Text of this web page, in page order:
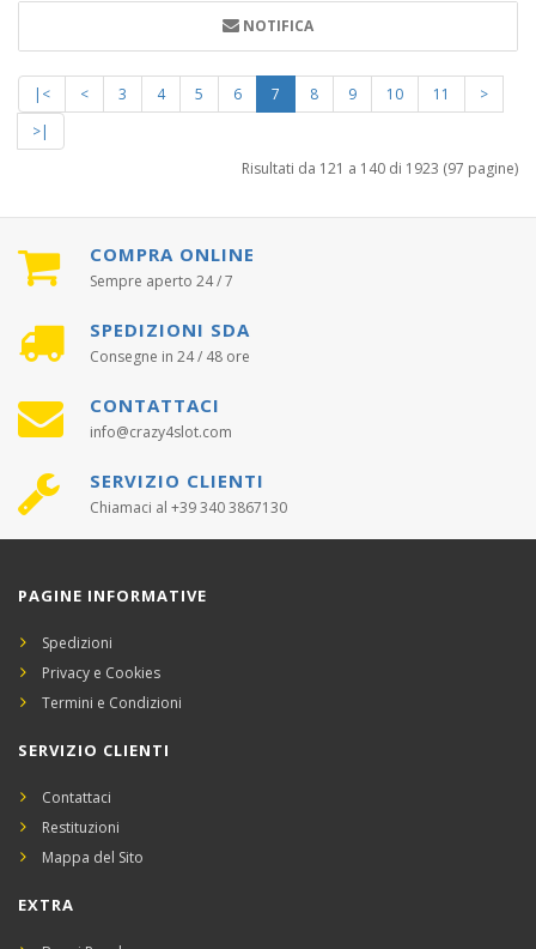
NOTIFICA
|< < 3 4 5 6 7 8 9 10 11
>
>|
Risultati da 121 a 140 di 1923 (97 pagine)
COMPRA ONLINE
Sempre aperto 24 / 7
SPEDIZIONI SDA
Consegne in 24 / 48 ore
CONTATTACI
info@crazy4slot.com
SERVIZIO CLIENTI
Chiamaci al +39 340 3867130
PAGINE INFORMATIVE
Spedizioni
Privacy e Cookies
Termini e Condizioni
SERVIZIO CLIENTI
Contattaci
Restituzioni
Mappa del Sito
EXTRA